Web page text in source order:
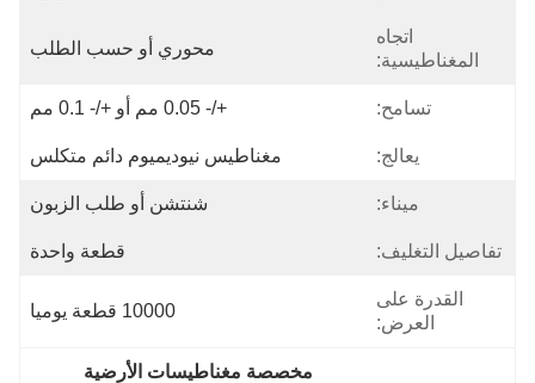
اتجاه
المغناطيسية:
محوري أو حسب الطلب
تسامح: +/- 0.05 مم أو +/- 0.1 مم
يعالج: مغناطيس نيوديميوم دائم متكلس
ميناء: شنتشن أو طلب الزبون
تفاصيل التغليف: قطعة واحدة
القدرة على
العرض:
10000 قطعة يوميا
مخصصة مغناطيسات الأرضية